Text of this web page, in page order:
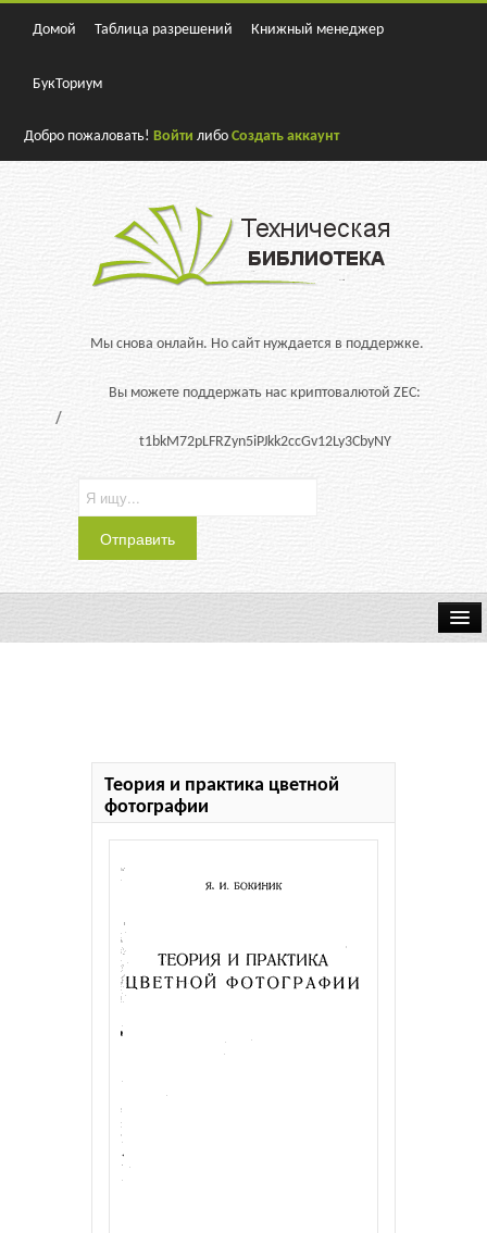
Домой Таблица разрешений Книжный менеджер
БукТориум
Добро пожаловать!Войти либоСоздать аккаунт
Мы снова онлайн. Но сайт нуждается в поддержке.
Вы можете поддержать нас криптовалютой ZEC:
t1bkM72pLFRZyn5iPJkk2ccGv12Ly3CbyNY
Теория и практика цветной
фотографии